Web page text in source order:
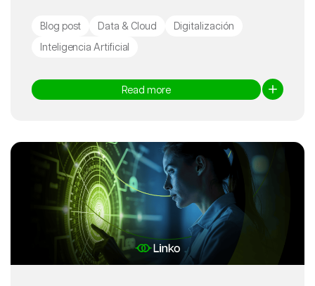
Blog post Data & Cloud
Digitalización
Inteligencia Artificial
Read more